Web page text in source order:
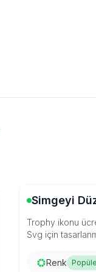
Simgeyi
Trophy ikonu
Svg için
Renk